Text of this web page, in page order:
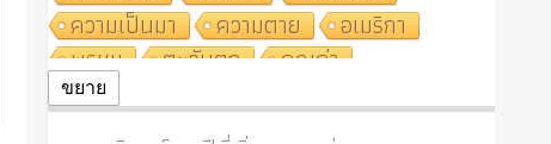
ความเป็นมา
ความตาย
อเมริกา
พรหม
ตะวันตก
คุณค่า
ปฏิจจสมุปบาท
ศาสนาประจำชาติ
ขยาย